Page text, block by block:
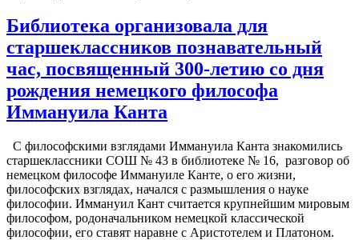
Библиотека организовала для
старшеклассников познавательный
час, посвященный 300-летию со дня
рождения немецкого философа
Иммануила Канта
С философскими взглядами Иммануила Канта знакомились
старшеклассники СОШ № 43 в библиотеке № 16, разговор об
немецком философе Иммануиле Канте, о его жизни,
философских взглядах, начался с размышления о науке
философии. Иммануил Кант считается крупнейшим мировым
философом, родоначальником немецкой классической
философии, его ставят наравне с Аристотелем и Платоном.